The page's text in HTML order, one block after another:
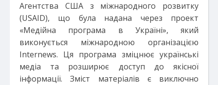
Агентства США з міжнародного розвитку
(USAID), що була надана через проект
«Медійна програма в Україні», який
виконується міжнародною організацією
Internews. Ця програма зміцнює українські
медіа та розширює доступ до якісної
інформації. Зміст матеріалів є виключно